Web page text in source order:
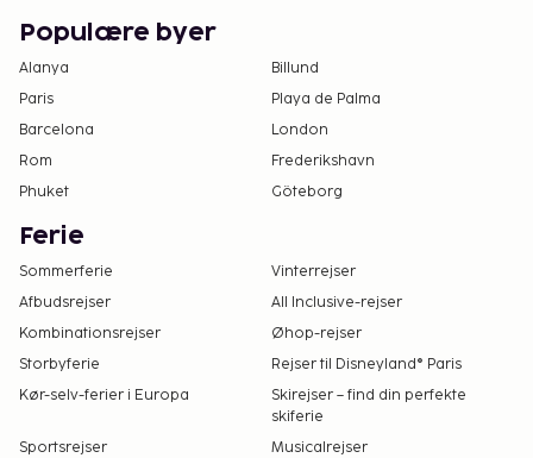
Kun registrerede gæster kan opholde sig på
værelserne.
Der er mulighed for kontaktløs udtjekning.
Populære byer
Alanya
Billund
Paris
Playa de Palma
Barcelona
London
Rom
Frederikshavn
Phuket
Göteborg
Ferie
Sommerferie
Vinterrejser
Afbudsrejser
All Inclusive-rejser
Kombinationsrejser
Øhop-rejser
Storbyferie
Rejser til Disneyland® Paris
Kør-selv-ferier i Europa
Skirejser – find din perfekte
skiferie
Sportsrejser
Musicalrejser